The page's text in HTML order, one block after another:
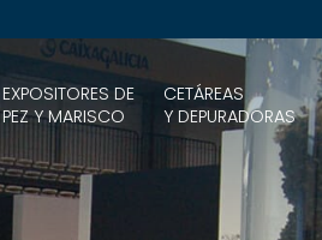
EXPOSITORES DE
PEZ Y MARISCO
CETÁREAS
Y DEPURADORAS